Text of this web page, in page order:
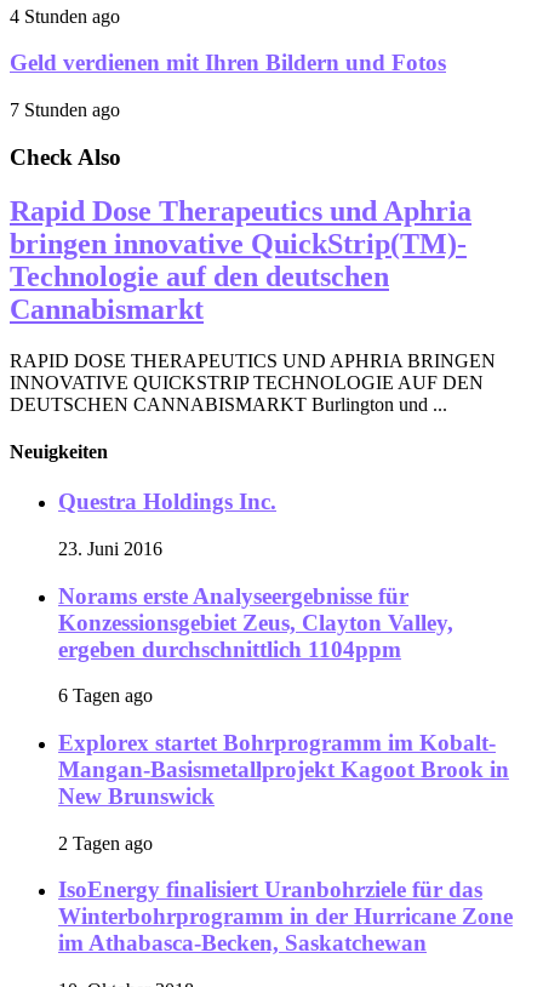
4 Stunden ago
Geld verdienen mit Ihren Bildern und Fotos
7 Stunden ago
Check Also
Rapid Dose Therapeutics und Aphria
bringen innovative QuickStrip(TM)-
Technologie auf den deutschen
Cannabismarkt
RAPID DOSE THERAPEUTICS UND APHRIA BRINGEN
INNOVATIVE QUICKSTRIP TECHNOLOGIE AUF DEN
DEUTSCHEN CANNABISMARKT Burlington und ...
Neuigkeiten
Questra Holdings Inc.
23. Juni 2016
Norams erste Analyseergebnisse für
Konzessionsgebiet Zeus, Clayton Valley,
ergeben durchschnittlich 1104ppm
6 Tagen ago
Explorex startet Bohrprogramm im Kobalt-
Mangan-Basismetallprojekt Kagoot Brook in
New Brunswick
2 Tagen ago
IsoEnergy finalisiert Uranbohrziele für das
Winterbohrprogramm in der Hurricane Zone
im Athabasca-Becken, Saskatchewan